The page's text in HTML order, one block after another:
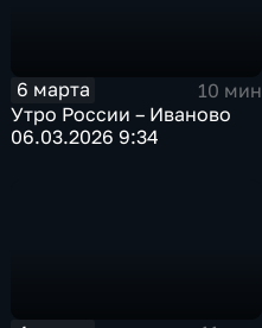
6 марта
10 мин
Утро России – Иваново
06.03.2026 9:34